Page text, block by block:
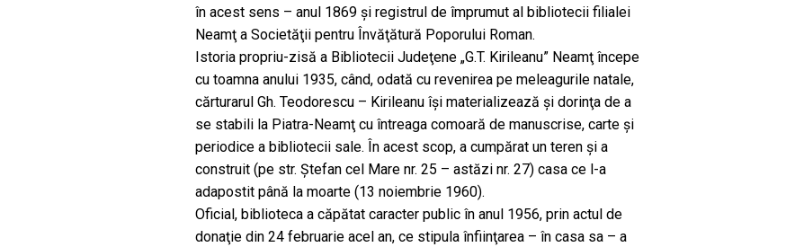
în acest sens – anul 1869 şi registrul de împrumut al bibliotecii filialei
Neamţ a Societăţii pentru Învăţătură Poporului Roman.
Istoria propriu-zisă a Bibliotecii Judeţene „G.T. Kirileanu” Neamţ începe
cu toamna anului 1935, când, odată cu revenirea pe meleagurile natale,
cărturarul Gh. Teodorescu – Kirileanu îşi materializează şi dorinţa de a
se stabili la Piatra-Neamţ cu întreaga comoară de manuscrise, carte şi
periodice a bibliotecii sale. În acest scop, a cumpărat un teren şi a
construit (pe str. Ştefan cel Mare nr. 25 – astăzi nr. 27) casa ce l-a
adapostit până la moarte (13 noiembrie 1960).
Oficial, biblioteca a căpătat caracter public în anul 1956, prin actul de
donaţie din 24 februarie acel an, ce stipula înfiinţarea – în casa sa – a